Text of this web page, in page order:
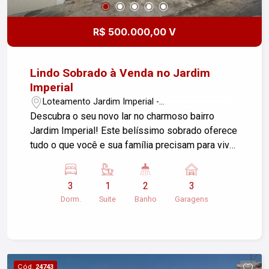
R$ 500.000,00 V
Lindo Sobrado à Venda no Jardim
Imperial
Loteamento Jardim Imperial -
Pindamonhangaba/SP
Descubra o seu novo lar no charmoso bairro
Jardim Imperial! Este belíssimo sobrado oferece
tudo o que você e sua família precisam para viver
3 dormitórios, sendo 1 suíte espaçosa para o seu
descanso e privacidade. Sala de estar ampla,
perfeita para momentos de lazer e convivência.
Lavanderia prática e funcional. Garagem com
3
Dorm.
1
Suite
2
Banho
3
Garagens
Cód. 24743